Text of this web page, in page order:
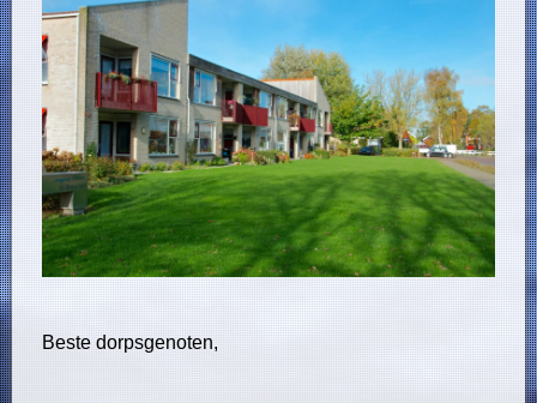
Beste dorpsgenoten,